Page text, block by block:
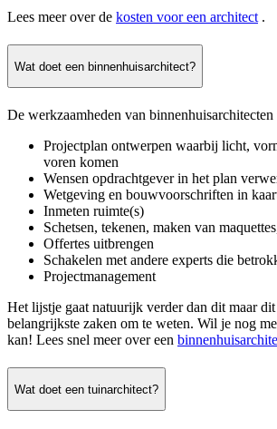
Lees meer over de kosten voor een architect .
Wat doet een binnenhuisarchitect?
De werkzaamheden van binnenhuisarchitecten
Projectplan ontwerpen waarbij licht,
voren komen
Wensen opdrachtgever in het plan
Wetgeving en bouwvoorschriften in
Inmeten ruimte(s)
Schetsen, tekenen, maken van
Offertes uitbrengen
Schakelen met andere experts die
Projectmanagement
Het lijstje gaat natuurijk verder dan dit maar
belangrijkste zaken om te weten. Wil je nog
kan! Lees snel meer over een
Wat doet een tuinarchitect?